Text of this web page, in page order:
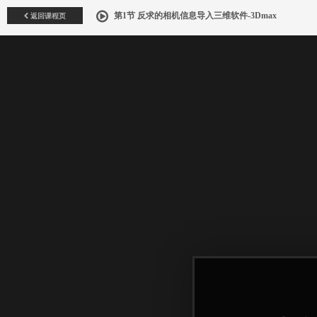
返回课程页 第1节 反求的相机信息导入三维软件-3Dmax